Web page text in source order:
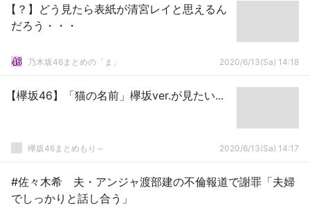
【？】どう見たら表紙が清宮レイと思えるん
だろう・・・
乃木坂46まとめの「ま」 2020/6/13(Sa) 14:18
【欅坂46】「猫の名前」欅坂ver.が見たい...
欅坂46まとめもり～ 2020/6/13(Sa) 14:17
#佐々木希 夫・アンジャ渡部建の不倫報道で謝罪「夫婦
でしっかりと話し合う」